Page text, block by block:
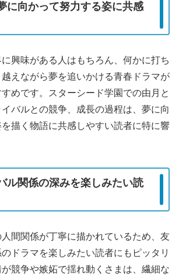
に向かって努力する姿に共感
興味がある人はもちろん、何かに打ち
えながら夢を追いかける青春ドラマが
めです。スターシード学園での由月と
バルとの競争、成長の過程は、夢に向
描く物語に共感しやすい読者に特に響
ル関係の深みを楽しみたい読
間関係が丁寧に描かれているため、友
ドラマを楽しみたい読者にもピッタリ
競争や嫉妬で揺れ動くさまは、繊細な